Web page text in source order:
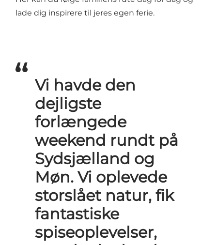
lade dig inspirere til jeres egen ferie.
Vi havde den
dejligste
forlængede
weekend rundt på
Sydsjælland og
Møn. Vi oplevede
storslået natur, fik
fantastiske
spiseoplevelser,